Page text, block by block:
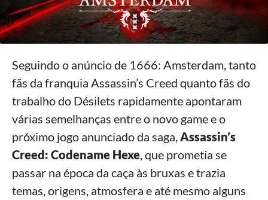
Seguindo o anúncio de 1666: Amsterdam, tanto
fãs da franquia Assassin’s Creed quanto fãs do
trabalho do Désilets rapidamente apontaram
várias semelhanças entre o novo game e o
próximo jogo anunciado da saga,Assassin’s
Creed: Codename Hexe, que prometia se
passar na época da caça às bruxas e trazia
temas, origens, atmosfera e até mesmo alguns